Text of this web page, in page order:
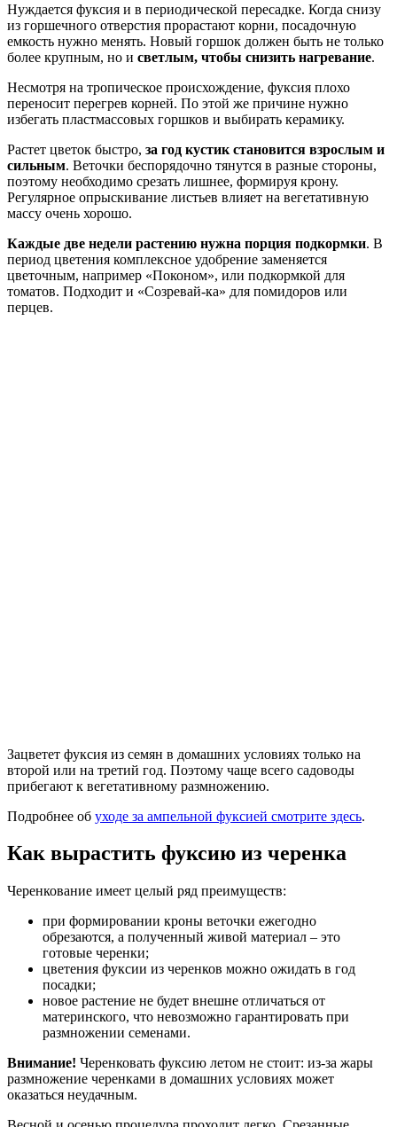
Нуждается фуксия и в периодической пересадке. Когда снизу
из горшечного отверстия прорастают корни, посадочную
емкость нужно менять. Новый горшок должен быть не только
более крупным, но и светлым, чтобы снизить нагревание.
Несмотря на тропическое происхождение, фуксия плохо
переносит перегрев корней. По этой же причине нужно
избегать пластмассовых горшков и выбирать керамику.
Растет цветок быстро, за год кустик становится взрослым и
сильным. Веточки беспорядочно тянутся в разные стороны,
поэтому необходимо срезать лишнее, формируя крону.
Регулярное опрыскивание листьев влияет на вегетативную
массу очень хорошо.
Каждые две недели растению нужна порция подкормки. В
период цветения комплексное удобрение заменяется
цветочным, например «Поконом», или подкормкой для
томатов. Подходит и «Созревай-ка» для помидоров или
перцев.
Зацветет фуксия из семян в домашних условиях только на
второй или на третий год. Поэтому чаще всего садоводы
прибегают к вегетативному размножению.
Подробнее об уходе за ампельной фуксией смотрите здесь.
Как вырастить фуксию из черенка
Черенкование имеет целый ряд преимуществ:
при формировании кроны веточки ежегодно
обрезаются, а полученный живой материал – это
готовые черенки;
цветения фуксии из черенков можно ожидать в год
посадки;
новое растение не будет внешне отличаться от
материнского, что невозможно гарантировать при
размножении семенами.
Внимание! Черенковать фуксию летом не стоит: из-за жары
размножение черенками в домашних условиях может
оказаться неудачным.